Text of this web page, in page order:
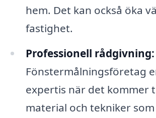
hem. Det kan också öka
fastighet.
Professionell rådgivning:
Fönstermålningsföretag
expertis när det kommer
material och tekniker